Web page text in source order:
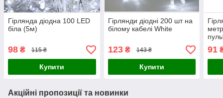
Гірлянда діодна 100 LED
біла (5м)
98 ₴ 115 ₴
Купити
Гірлянди діодні 200 шт на
білому кабелі White
123₴ 143 ₴
Купити
91
Акційні пропозиції та новинки